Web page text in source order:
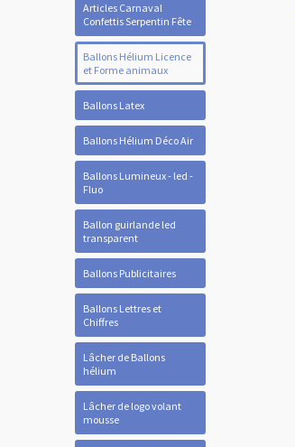
Articles Carnaval
Confettis Serpentin Fête
Ballons Hélium Licence
et Forme animaux
Ballons Latex
Ballons Hélium Déco Air
Ballons Lumineux - led -
Fluo
Ballon guirlande led
transparent
Ballons Publicitaires
Ballons Lettres et
Chiffres
Lâcher de Ballons
hélium
Lâcher de logo volant
mousse